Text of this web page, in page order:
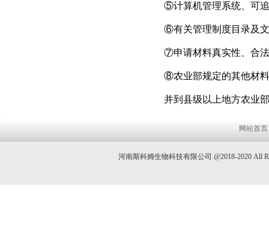
⑤计算机管理系统、可追
⑥有关管理制度目录及文
⑦申请材料真实性、合法
⑧农业部规定的其他材
并到县级以上地方农业部
网站首页
河南斯科姆生物科技有限公司 @2018-2020 All